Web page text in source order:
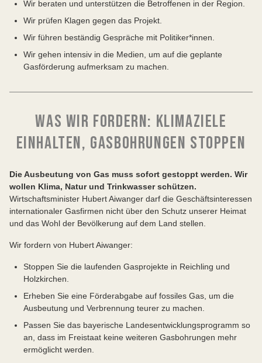
Wir beraten und unterstützen die Betroffenen in der Region.
Wir prüfen Klagen gegen das Projekt.
Wir führen beständig Gespräche mit Politiker*innen.
Wir gehen intensiv in die Medien, um auf die geplante
Gasförderung aufmerksam zu machen.
WAS WIR FORDERN: KLIMAZIELE
EINHALTEN, GASBOHRUNGEN STOPPEN
Die Ausbeutung von Gas muss sofort gestoppt werden. Wir
wollen Klima, Natur und Trinkwasser schützen.
Wirtschaftsminister Hubert Aiwanger darf die Geschäftsinteressen
internationaler Gasfirmen nicht über den Schutz unserer Heimat
und das Wohl der Bevölkerung auf dem Land stellen.
Wir fordern von Hubert Aiwanger:
Stoppen Sie die laufenden Gasprojekte in Reichling und
Holzkirchen.
Erheben Sie eine Förderabgabe auf fossiles Gas, um die
Ausbeutung und Verbrennung teurer zu machen.
Passen Sie das bayerische Landesentwicklungsprogramm so
an, dass im Freistaat keine weiteren Gasbohrungen mehr
ermöglicht werden.